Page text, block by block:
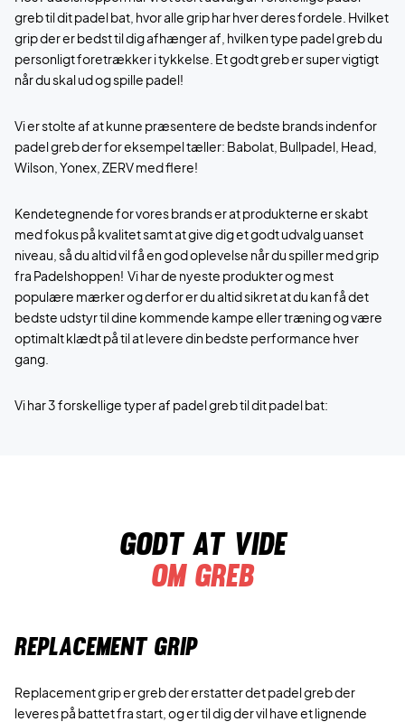
greb til dit padel bat, hvor alle grip har hver deres fordele. Hvilket
grip der er bedst til dig afhænger af, hvilken type padel greb du
personligt foretrækker i tykkelse. Et godt greb er super vigtigt
når du skal ud og spille padel!
Vi er stolte af at kunne præsentere de bedste brands indenfor
padel greb der for eksempel tæller: Babolat, Bullpadel, Head,
Wilson, Yonex, ZERV med flere!
Kendetegnende for vores brands er at produkterne er skabt
med fokus på kvalitet samt at give dig et godt udvalg uanset
niveau, så du altid vil få en god oplevelse når du spiller med grip
fra Padelshoppen! Vi har de nyeste produkter og mest
populære mærker og derfor er du altid sikret at du kan få det
bedste udstyr til dine kommende kampe eller træning og være
optimalt klædt på til at levere din bedste performance hver
gang.
Vi har 3 forskellige typer af padel greb til dit padel bat:
Godt at vide
Om greb
REPLACEMENT GRIP
Replacement grip er greb der erstatter det padel greb der
leveres på battet fra start, og er til dig der vil have et lignende